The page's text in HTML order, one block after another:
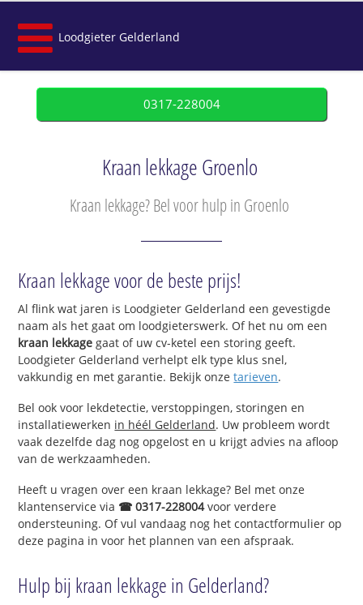
Loodgieter Gelderland
0317-228004
Kraan lekkage Groenlo
Kraan lekkage? Bel voor hulp in Groenlo
Kraan lekkage voor de beste prijs!
Al flink wat jaren is Loodgieter Gelderland een gevestigde
naam als het gaat om loodgieterswerk. Of het nu om een
kraan lekkage gaat of uw cv-ketel een storing geeft.
Loodgieter Gelderland verhelpt elk type klus snel,
vakkundig en met garantie. Bekijk onzetarieven.
Bel ook voor lekdetectie, verstoppingen, storingen en
installatiewerken in héél Gelderland. Uw probleem wordt
vaak dezelfde dag nog opgelost en u krijgt advies na afloop
van de werkzaamheden.
Heeft u vragen over een kraan lekkage? Bel met onze
klantenservice via ☎ 0317-228004voor verdere
ondersteuning. Of vul vandaag nog het contactformulier op
deze pagina in voor het plannen van een afspraak.
Hulp bij kraan lekkage in Gelderland?